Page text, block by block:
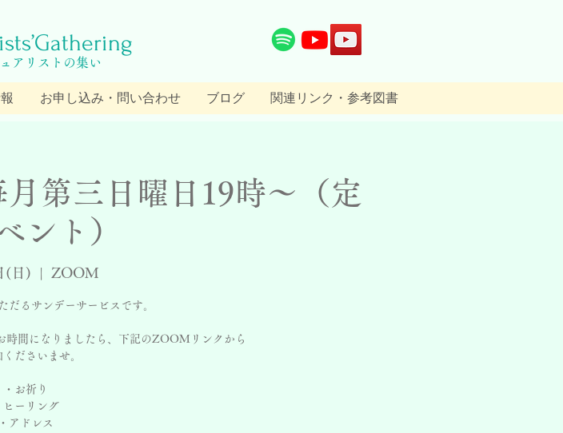
アリストの集い
お申し込み・問い合わせ ブログ 関連リンク・参考図書
第三日曜日19時〜（定
ント）
(日)
  |
ZOOM
だるサンデーサービスです。
時間になりましたら、下記のZOOMリンクから
くださいませ。
・お祈り
ヒーリング
・アドレス